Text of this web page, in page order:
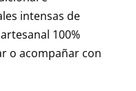
intensas de
100%
o acompañar con